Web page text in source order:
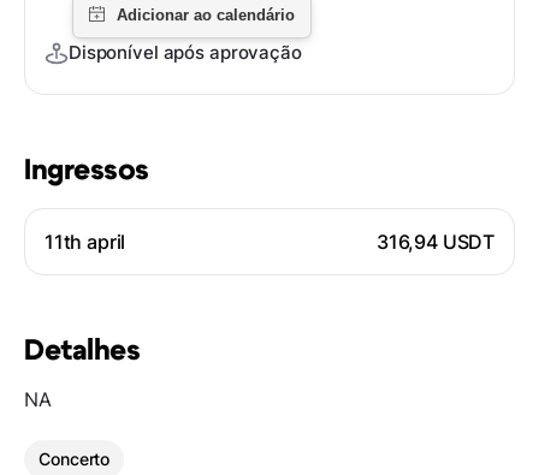
Ingressos
11th april 316,94 USDT
Detalhes
NA
Concerto
Disponível após aprovação